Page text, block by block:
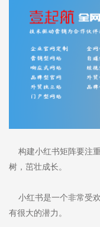
构建小红书矩阵要注
树，茁壮成长。
小红书是一个非常受
有很大的潜力。